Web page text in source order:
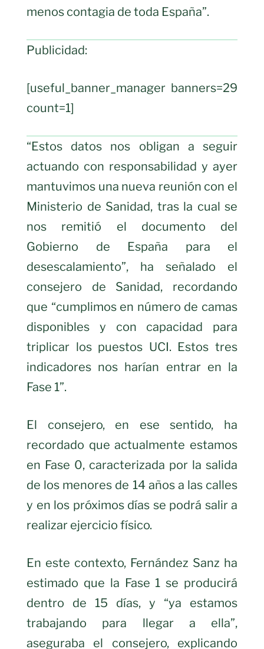
menos contagia de toda España”.
Publicidad:
[useful_banner_manager banners=29
count=1]
“Estos datos nos obligan a seguir
actuando con responsabilidad y ayer
mantuvimos una nueva reunión con el
Ministerio de Sanidad, tras la cual se
nos remitió el documento del
Gobierno de España para el
desescalamiento”, ha señalado el
consejero de Sanidad, recordando
que “cumplimos en número de camas
disponibles y con capacidad para
triplicar los puestos UCI. Estos tres
indicadores nos harían entrar en la
Fase 1”.
El consejero, en ese sentido, ha
recordado que actualmente estamos
en Fase 0, caracterizada por la salida
de los menores de 14 años a las calles
y en los próximos días se podrá salir a
realizar ejercicio físico.
En este contexto, Fernández Sanz ha
estimado que la Fase 1 se producirá
dentro de 15 días, y “ya estamos
trabajando para llegar a ella”,
aseguraba el consejero, explicando